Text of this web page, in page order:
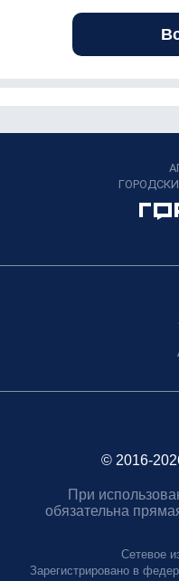
© 2016-
При
обязательна
Сетевое
Зарегистрировано в